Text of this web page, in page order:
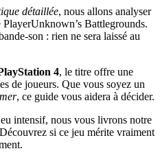
détaillée, nous allons analyser
Battlegrounds.
son : rien ne sera laissé au
4, le titre offre une
de joueurs. Que vous soyez un
, ce guide vous aidera à décider.
intensif, nous vous livrons notre
si ce jeu mérite vraiment